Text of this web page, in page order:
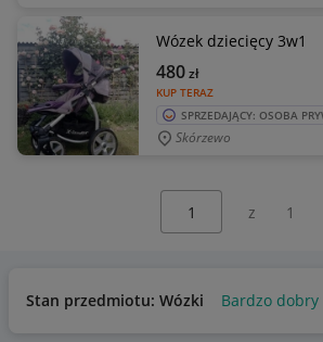
Wózek dziecięcy 3w1
KUP TERAZ
480zł
SPRZEDAJĄCY: OSOBA
Skórzewo
z 1
Stan przedmiotu: Wózki Bardzo dobry